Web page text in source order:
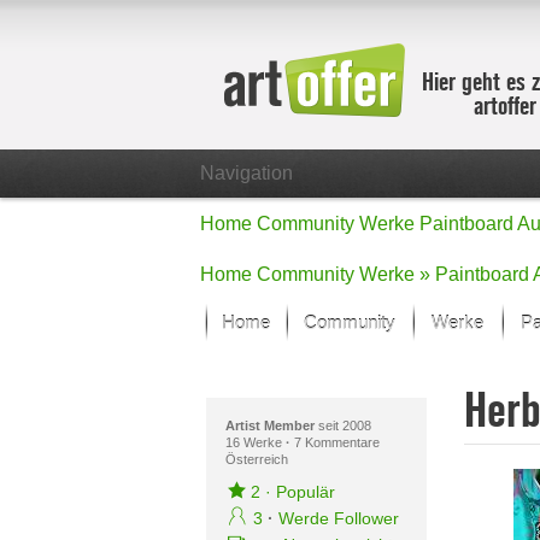
Hier geht es
Navigation
Home Community Werke Paintboard
Home Community Werke » Paintboard
Home Community Werke
Der letzte
Alle Fokus-
Standard-
Fokus-
Neue
Artist Memberseit 2008
16 Werke · 7 Kommentare
Österreich
2 · Populär
3 · Werde Follower